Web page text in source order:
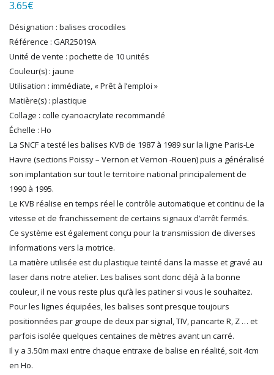
MAKETTE
MARLKIN
MKD
NOREV
NOVATEUR MODELES
PECO
PG mini
PREISER
PRINCE AUGUST
R37
REDUTEX
REE
RÉGIONS ET COMPAGNIES
ROCO
ROTOMAGUS
ROUTE 87
SAI
TAMIYA
TORTOISE
TRAINS OUEST
Trains-O-Matic
3.65€
Désignation : balises crocodiles
Référence : GAR25019A
Unité de vente : pochette de 10 unités
Couleur(s) : jaune
Utilisation : immédiate, « Prêt à l’emploi »
Matière(s) : plastique
Collage : colle cyanoacrylate recommandé
Échelle : Ho
La SNCF a testé les balises KVB de 1987 à 1989 sur la ligne Paris-Le
Havre (sections Poissy – Vernon et Vernon -Rouen) puis a généralisé
son implantation sur tout le territoire national principalement de
1990 à 1995.
Le KVB réalise en temps réel le contrôle automatique et continu de la
vitesse et de franchissement de certains signaux d’arrêt fermés.
Ce système est également conçu pour la transmission de diverses
informations vers la motrice.
La matière utilisée est du plastique teinté dans la masse et gravé au
laser dans notre atelier. Les balises sont donc déjà à la bonne
couleur, il ne vous reste plus qu’à les patiner si vous le souhaitez.
Pour les lignes équipées, les balises sont presque toujours
positionnées par groupe de deux par signal, TIV, pancarte R, Z … et
parfois isolée quelques centaines de mètres avant un carré.
Il y a 3.50m maxi entre chaque entraxe de balise en réalité, soit 4cm
en Ho.